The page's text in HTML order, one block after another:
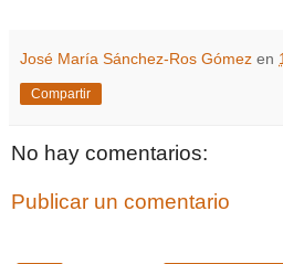
José María Sánchez-Ros Gómez en
Compartir
No hay comentarios:
Publicar un comentario